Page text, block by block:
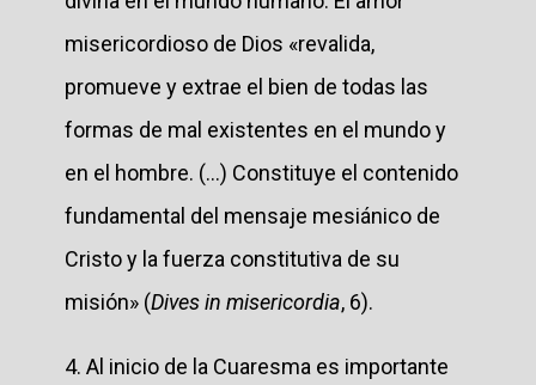
misericordioso de Dios «revalida,
promueve y extrae el bien de todas las
formas de mal existentes en el mundo y
en el hombre. (...) Constituye el contenido
fundamental del mensaje mesiánico de
Cristo y la fuerza constitutiva de su
misión» (Dives in misericordia, 6).
4. Al inicio de la Cuaresma es importante